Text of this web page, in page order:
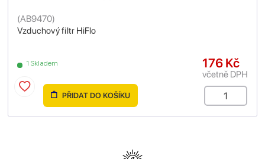
Vzduchový filtr HiFlo
(AB9470)
1 Skladem 176 Kč
včetně DPH
PŘIDAT DO KOŠÍKU